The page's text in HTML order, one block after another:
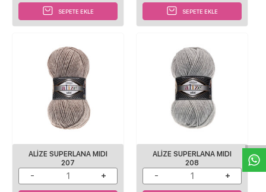
SEPETE EKLE SEPETE EKLE
ALİZE SUPERLANA MIDI
207
ALİZE SUPERLANA MIDI
208